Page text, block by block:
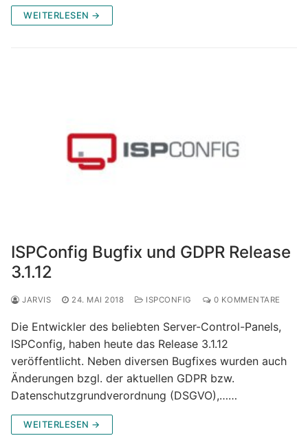
WEITERLESEN →
ISPConfig Bugfix und GDPR Release
3.1.12
JARVIS 24. MAI 2018 ISPCONFIG 0 KOMMENTARE
Die Entwickler des beliebten Server-Control-Panels,
ISPConfig, haben heute das Release 3.1.12
veröffentlicht. Neben diversen Bugfixes wurden auch
Änderungen bzgl. der aktuellen GDPR bzw.
Datenschutzgrundverordnung (DSGVO),……
WEITERLESEN →